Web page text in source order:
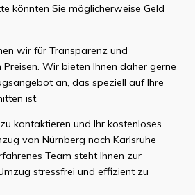
könnten Sie möglicherweise Geld
wir für Transparenz und
Preisen. Wir bieten Ihnen daher gerne
an, das speziell auf Ihre
ist.
kontaktieren und Ihr kostenloses
von Nürnberg nach Karlsruhe
Team steht Ihnen zur
stressfrei und effizient zu